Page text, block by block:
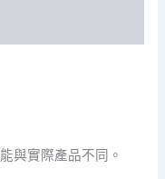
與實際產品不同。